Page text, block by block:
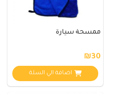
ممسحة سيارة
₪30
اضافة الي السلة